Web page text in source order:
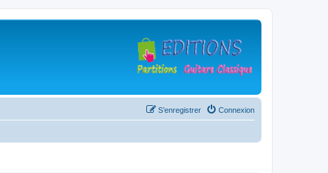
Connexion
S’enregistrer